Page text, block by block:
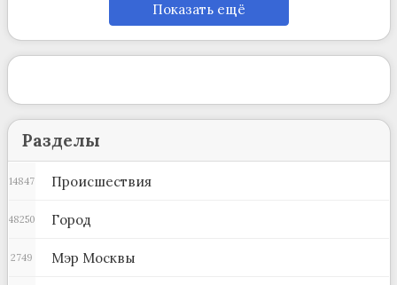
Показать ещё
Разделы
Происшествия
14847
Город
48250
Мэр Москвы
2749